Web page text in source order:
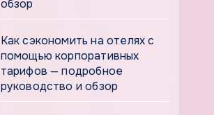
обзор
Как сэкономить на отелях с
помощью корпоративных
тарифов — подробное
руководство и обзор